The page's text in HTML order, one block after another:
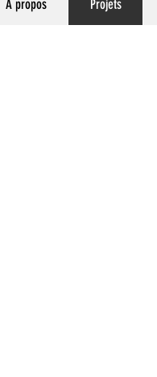
À propos Projets